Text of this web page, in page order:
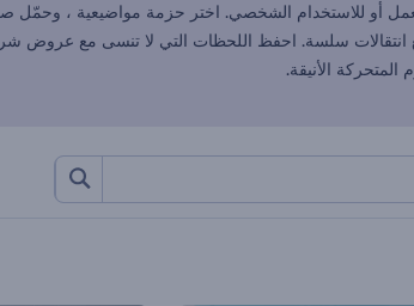
أو للاستخدام الشخصي. اختر حزمة مواضيعية ، وحمّل
انتقالات سلسة. احفظ اللحظات التي لا تنسى مع عروض
الأنيقة.